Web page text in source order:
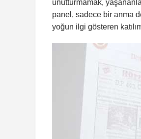
unutturmamak,
panel, sadece bir anma
yoğun ilgi gösteren